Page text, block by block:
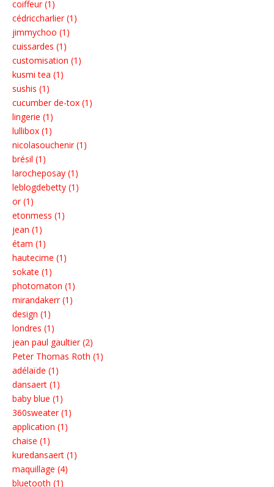
coiffeur (1)
cédriccharlier (1)
jimmychoo (1)
cuissardes (1)
customisation (1)
kusmi tea (1)
sushis (1)
cucumber de-tox (1)
lingerie (1)
lullibox (1)
nicolasouchenir (1)
brésil (1)
larocheposay (1)
leblogdebetty (1)
or (1)
etonmess (1)
jean (1)
étam (1)
hautecime (1)
sokate (1)
photomaton (1)
mirandakerr (1)
design (1)
londres (1)
jean paul gaultier (2)
Peter Thomas Roth (1)
adélaïde (1)
dansaert (1)
baby blue (1)
360sweater (1)
application (1)
chaise (1)
kuredansaert (1)
maquillage (4)
bluetooth (1)